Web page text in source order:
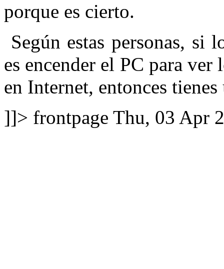
porque es cierto.
Según estas personas, si
es encender el PC para ver
en Internet, entonces
]]> frontpage Thu, 03 Apr